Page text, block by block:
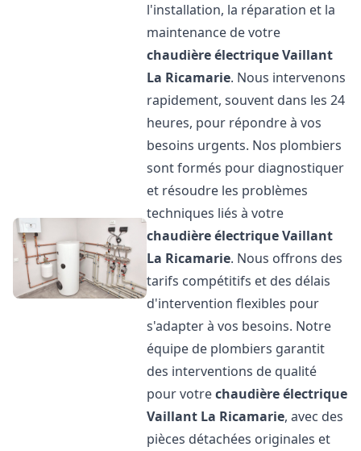
l'installation, la réparation et la
maintenance de votre
chaudière électrique Vaillant
La Ricamarie. Nous intervenons
rapidement, souvent dans les 24
heures, pour répondre à vos
besoins urgents. Nos plombiers
sont formés pour diagnostiquer
et résoudre les problèmes
techniques liés à votre
chaudière électrique Vaillant
La Ricamarie. Nous offrons des
tarifs compétitifs et des délais
d'intervention flexibles pour
s'adapter à vos besoins. Notre
équipe de plombiers garantit
des interventions de qualité
pour votrechaudière électrique
Vaillant La Ricamarie, avec des
pièces détachées originales et